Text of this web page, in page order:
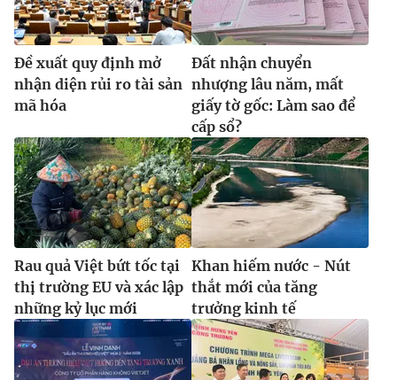
Ðề xuất quy định mở
nhận diện rủi ro tài sản
mã hóa
Đất nhận chuyển
nhượng lâu năm, mất
giấy tờ gốc: Làm sao để
cấp sổ?
Rau quả Việt bứt tốc tại
thị trường EU và xác lập
những kỷ lục mới
Khan hiếm nước - Nút
thắt mới của tăng
trưởng kinh tế